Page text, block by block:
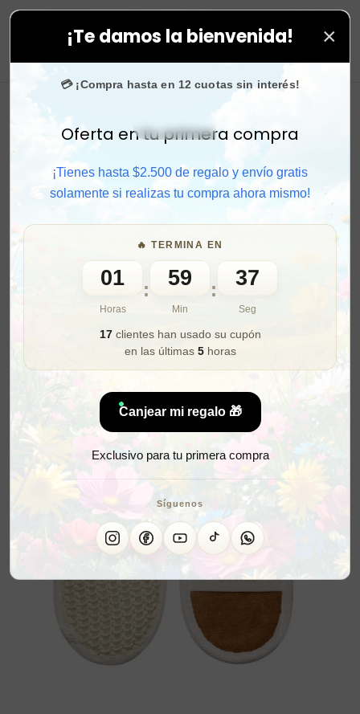
¡Te damos la bienvenida! ×
💳 ¡Compra hasta en 12 cuotas sin interés!
Activar sonido
Oferta en tu primera compra
¡Tienes hasta $2.500 de regalo y envío gratis
solamente si realizas tu compra ahora mismo!
🔥 TERMINA EN
01
Horas
: 59
Min
:
35
Seg
17clientes han usado su cupón
en las últimas 5horas
Canjear mi regalo 🎁
Exclusivo para tu primera compra
Síguenos
⚡ Compra rápido y aprovecha. 💙 +50.000